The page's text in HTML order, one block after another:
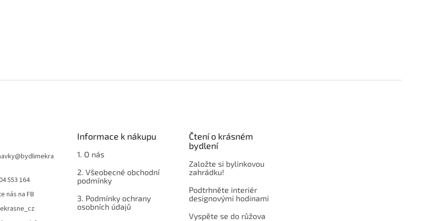
@bydlimekra
553 164
nás na FB
Informace k nákupu
1. O nás
2. Všeobecné obchodní
podmínky
3. Podmínky ochrany
osobních údajů
Čtení o krásném
bydlení
Založte si bylinkovou
zahrádku!
Podtrhněte interiér
designovými hodinami
Vyspěte se do růžova